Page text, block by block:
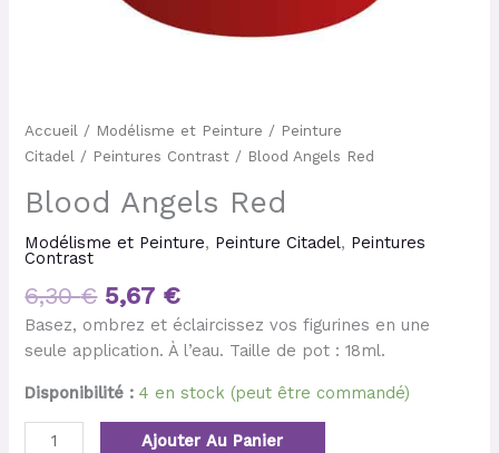
Accueil / Modélisme et Peinture / Peinture
Citadel / Peintures Contrast / Blood Angels Red
Blood Angels Red
Modélisme et Peinture, Peinture Citadel, Peintures
Contrast
6,30€ 5,67 €
Basez, ombrez et éclaircissez vos figurines en une
seule application. À l’eau. Taille de pot : 18ml.
Disponibilité : 4 en stock (peut être commandé)
Ajouter Au Panier